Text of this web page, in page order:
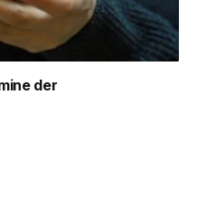
der